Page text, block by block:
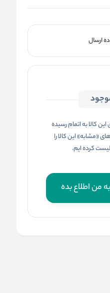
ارسال
کالا به اتمام رسیده
«مشابه» این کالا را
کرده ایم.
من اطلاع بده